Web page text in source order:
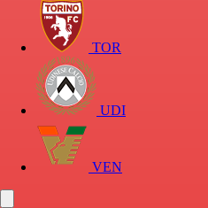
TOR
UDI
VEN